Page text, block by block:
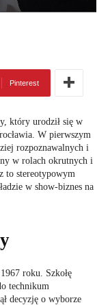
Pinterest
który urodził się w
W pierwszym
rozpoznawalnych i
w rolach okrutnych i
to stereotypowym
w show-biznes na
roku. Szkołę
technikum
decyzję o wyborze